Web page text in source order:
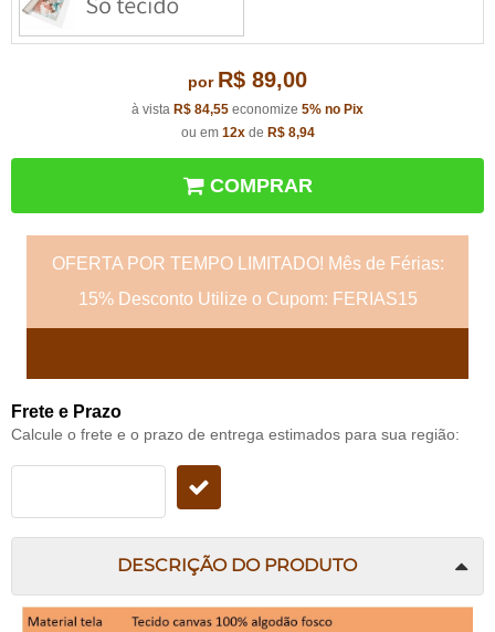
por R$ 89,00
à vista R$ 84,55 economize 5% no Pix
ou em 12xde R$ 8,94
COMPRAR
OFERTA POR TEMPO LIMITADO! Mês de Férias:
15% Desconto Utilize o Cupom: FERIAS15
Frete e Prazo
Calcule o frete e o prazo de entrega estimados para sua região:
DESCRIÇÃO DO PRODUTO